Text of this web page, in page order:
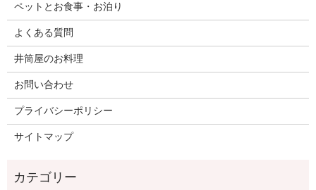
ペットとお食事・お泊り
よくある質問
井筒屋のお料理
お問い合わせ
プライバシーポリシー
サイトマップ